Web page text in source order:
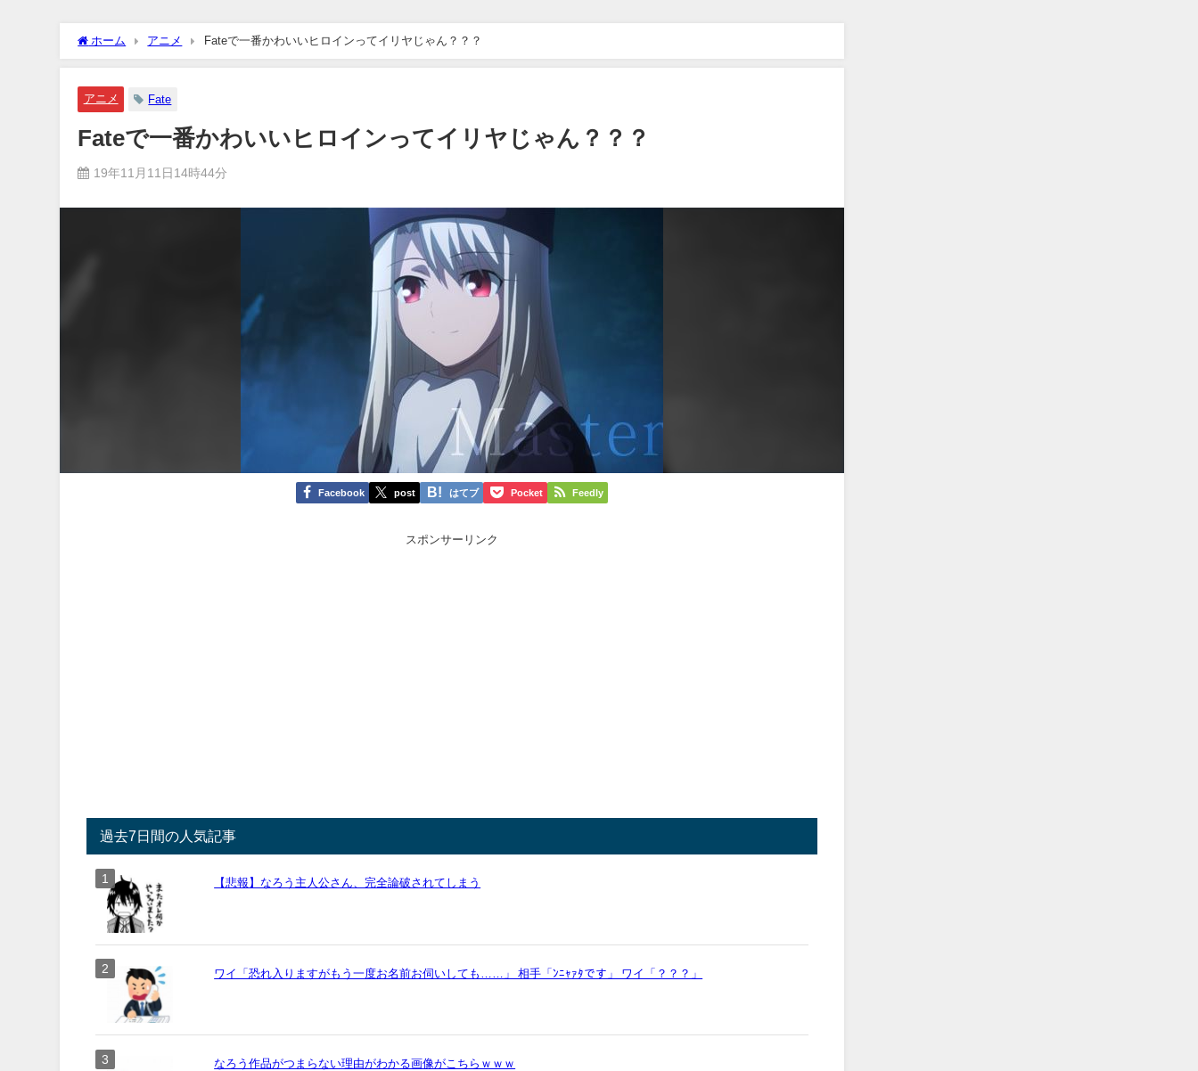
ホーム アニメ Fateで一番かわいいヒロインってイリヤじゃん？？？
アニメ Fate
Fateで一番かわいいヒロインってイリヤじゃん？？？
19年11月11日14時44分
Facebook post はてブ Pocket Feedly
スポンサーリンク
過去7日間の人気記事
【悲報】なろう主人公さん、完全論破されてしまう
ワイ「恐れ入りますがもう一度お名前お伺いしても……」 相手「ﾝﾆｬｧﾀです」 ワイ「？？？」
なろう作品がつまらない理由がわかる画像がこちらｗｗｗ